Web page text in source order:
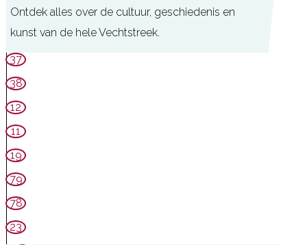
v
e
e
s
e
P
l
a
s
e
Ontdek alles over de cultuur, geschiedenis en
kunst van de hele Vechtstreek.
V
e
c
t
s
t
r
e
37
38
12
11
19
79
78
23